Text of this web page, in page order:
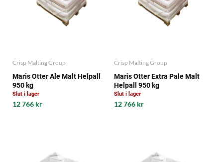
Crisp Malting Group
Maris Otter Ale Malt Helpall
950 kg
Slut i lager
12 766 kr
Crisp Malting Group
Maris Otter Extra Pale Malt
Helpall 950 kg
Slut i lager
12 766 kr